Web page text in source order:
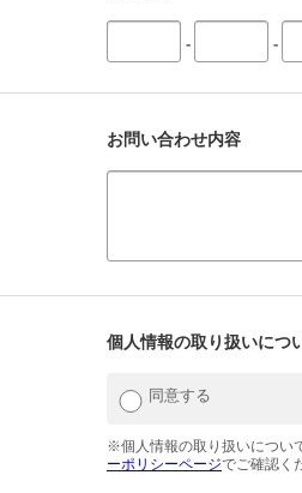
- -
お問い合わせ内容
個人情報の取り扱いにつ
同意する
※個人情報の取り扱いについ
ーポリシーページでご確認く